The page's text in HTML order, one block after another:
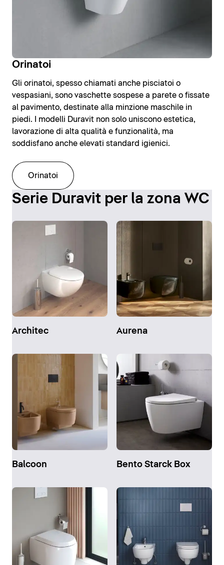
Orinatoi
Gli orinatoi, spesso chiamati anche pisciatoi o
vespasiani, sono vaschette sospese a parete o fissate
al pavimento, destinate alla minzione maschile in
piedi. I modelli Duravit non solo uniscono estetica,
lavorazione di alta qualità e funzionalità, ma
soddisfano anche elevati standard igienici.
Orinatoi
Serie Duravit per la zona WC
Architec Aurena
Balcoon Bento Starck Box